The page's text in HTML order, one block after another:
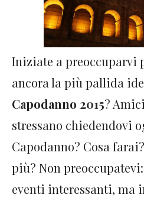
Iniziate a preoccuparvi
ancora la più pallida
Capodanno 2015?
stressano chiedendovi
Capodanno? Cosa
più? Non
eventi interessanti, ma